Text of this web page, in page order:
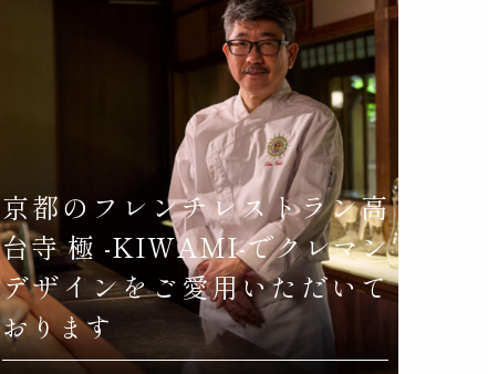
京都のフレンチレストラン高
台寺 極 -KIWAMI-でクレマン
デザインをご愛用いただいて
おります